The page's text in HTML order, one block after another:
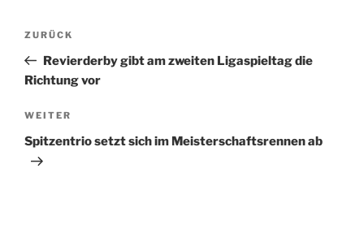
Beitragsnavigation
Vorheriger
Beitrag
ZURÜCK
Revierderby gibt am zweiten Ligaspieltag die
Richtung vor
Nächster
Beitrag
WEITER
Spitzentrio setzt sich im Meisterschaftsrennen ab